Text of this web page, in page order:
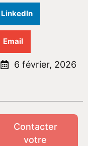
LinkedIn
Email
6 février, 2026
Contacter
votre